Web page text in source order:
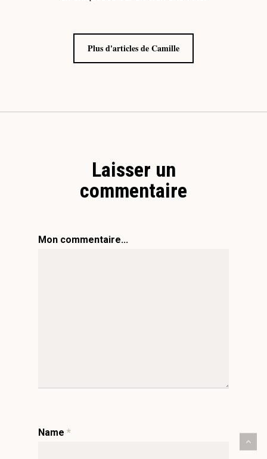
Plus d'articles de Camille
Laisser un
commentaire
Mon commentaire...
Name *